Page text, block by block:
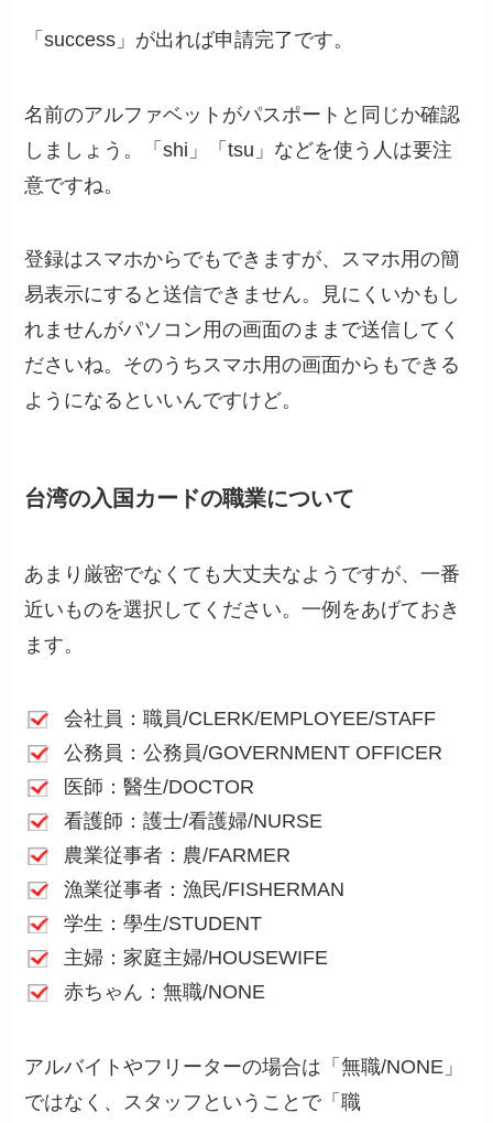
「success」が出れば申請完了です。
名前のアルファベットがパスポートと同じか確認
しましょう。「shi」「tsu」などを使う人は要注
意ですね。
登録はスマホからでもできますが、スマホ用の簡
易表示にすると送信できません。見にくいかもし
れませんがパソコン用の画面のままで送信してく
ださいね。そのうちスマホ用の画面からもできる
ようになるといいんですけど。
台湾の入国カードの職業について
あまり厳密でなくても大丈夫なようですが、一番
近いものを選択してください。一例をあげておき
ます。
会社員：職員/CLERK/EMPLOYEE/STAFF
公務員：公務員/GOVERNMENT OFFICER
医師：醫生/DOCTOR
看護師：護士/看護婦/NURSE
農業従事者：農/FARMER
漁業従事者：漁民/FISHERMAN
学生：學生/STUDENT
主婦：家庭主婦/HOUSEWIFE
赤ちゃん：無職/NONE
アルバイトやフリーターの場合は「無職/NONE」
ではなく、スタッフということで「職